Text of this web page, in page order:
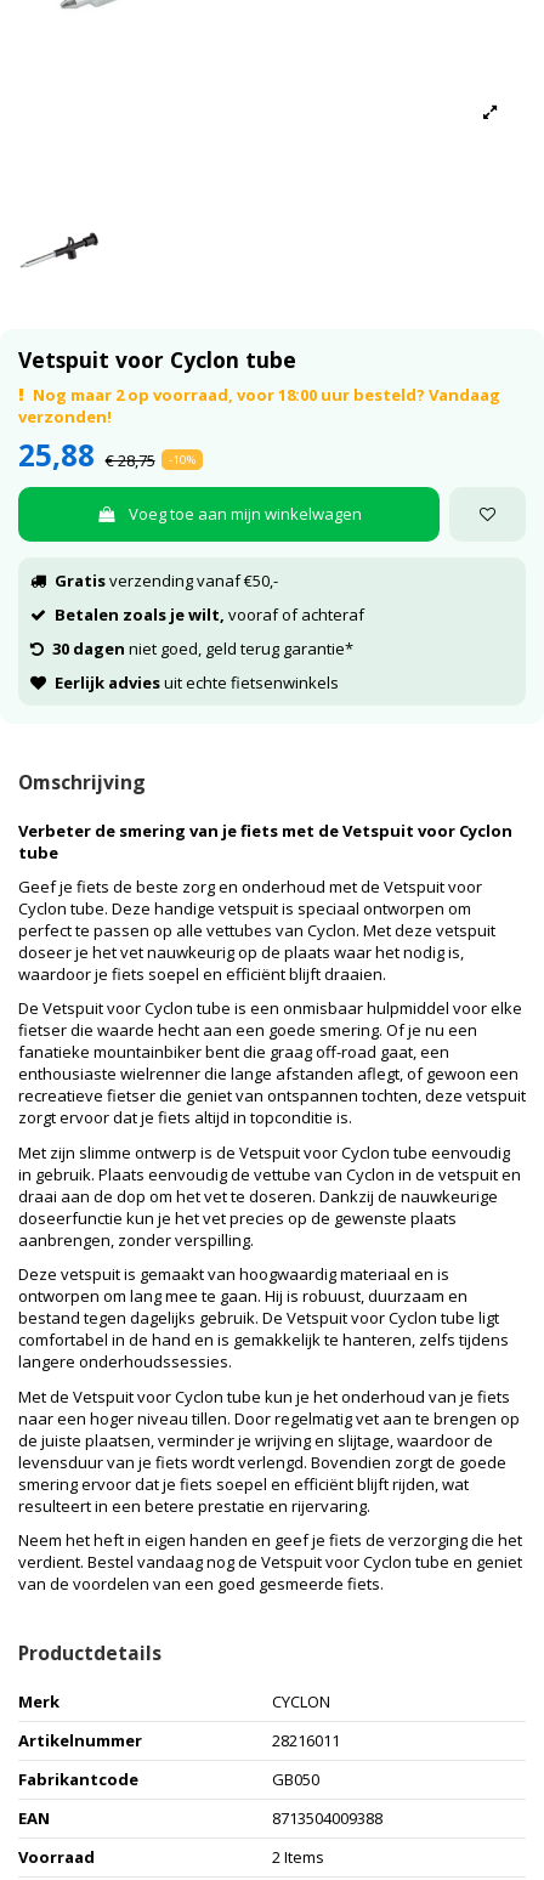
Vetspuit voor Cyclon tube
Nog maar 2 op voorraad, voor 18:00 uur besteld? Vandaag
verzonden!
25,88 € 28,75 -10%
Voeg toe aan mijn winkelwagen
Gratisverzending vanaf €50,-
Betalen zoals je wilt, vooraf of achteraf
30 dagen niet goed, geld terug garantie*
Eerlijk adviesuit echte fietsenwinkels
Omschrijving
Verbeter de smering van je fiets met de Vetspuit voor Cyclon
tube
Geef je fiets de beste zorg en onderhoud met de Vetspuit voor
Cyclon tube. Deze handige vetspuit is speciaal ontworpen om
perfect te passen op alle vettubes van Cyclon. Met deze vetspuit
doseer je het vet nauwkeurig op de plaats waar het nodig is,
waardoor je fiets soepel en efficiënt blijft draaien.
De Vetspuit voor Cyclon tube is een onmisbaar hulpmiddel voor elke
fietser die waarde hecht aan een goede smering. Of je nu een
fanatieke mountainbiker bent die graag off-road gaat, een
enthousiaste wielrenner die lange afstanden aflegt, of gewoon een
recreatieve fietser die geniet van ontspannen tochten, deze vetspuit
zorgt ervoor dat je fiets altijd in topconditie is.
Met zijn slimme ontwerp is de Vetspuit voor Cyclon tube eenvoudig
in gebruik. Plaats eenvoudig de vettube van Cyclon in de vetspuit en
draai aan de dop om het vet te doseren. Dankzij de nauwkeurige
doseerfunctie kun je het vet precies op de gewenste plaats
aanbrengen, zonder verspilling.
Deze vetspuit is gemaakt van hoogwaardig materiaal en is
ontworpen om lang mee te gaan. Hij is robuust, duurzaam en
bestand tegen dagelijks gebruik. De Vetspuit voor Cyclon tube ligt
comfortabel in de hand en is gemakkelijk te hanteren, zelfs tijdens
langere onderhoudssessies.
Met de Vetspuit voor Cyclon tube kun je het onderhoud van je fiets
naar een hoger niveau tillen. Door regelmatig vet aan te brengen op
de juiste plaatsen, verminder je wrijving en slijtage, waardoor de
levensduur van je fiets wordt verlengd. Bovendien zorgt de goede
smering ervoor dat je fiets soepel en efficiënt blijft rijden, wat
resulteert in een betere prestatie en rijervaring.
Neem het heft in eigen handen en geef je fiets de verzorging die het
verdient. Bestel vandaag nog de Vetspuit voor Cyclon tube en geniet
van de voordelen van een goed gesmeerde fiets.
Productdetails
Merk
CYCLON
Artikelnummer
28216011
Fabrikantcode
GB050
EAN
8713504009388
Voorraad
2 Items